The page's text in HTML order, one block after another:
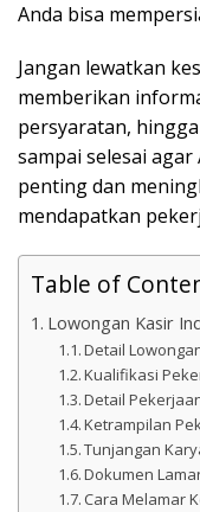
Anda bisa
Jangan lewatkan
memberikan
persyaratan,
sampai selesai
penting dan
mendapatkan
Table of
Lowongan Kasir
Detail
Kualifikasi
Detail
Ketrampilan
Tunjangan
Dokumen
Cara Melamar